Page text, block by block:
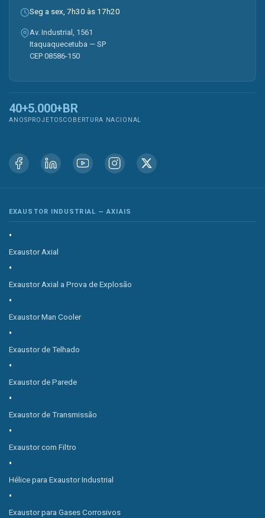
Seg a sex, 7h30 às 17h20
Av. Industrial, 1561
Itaquaquecetuba — SP
CEP 08586-150
40+
ANOS
5.000+
PROJETOS
BR
COBERTURA NACIONAL
EXAUSTOR INDUSTRIAL — AXIAIS
Exaustor Axial
Exaustor Axial a Prova de Explosão
Exaustor Man Cooler
Exaustor de Telhado
Exaustor de Parede
Exaustor de Transmissão
Exaustor com Filtro
Hélice para Exaustor Industrial
Exaustor para Gases Corrosivos